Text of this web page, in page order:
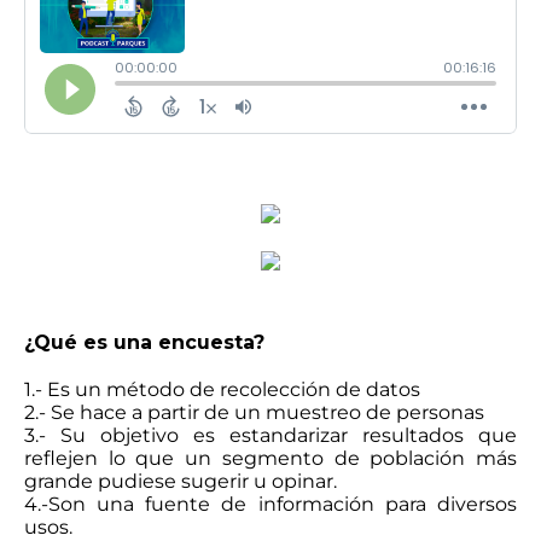
¿Qué es una encuesta?
1.- Es un método de recolección de datos
2.- Se hace a partir de un muestreo de personas
3.- Su objetivo es estandarizar resultados que
reflejen lo que un segmento de población más
grande pudiese sugerir u opinar.
4.-Son una fuente de información para diversos
usos.